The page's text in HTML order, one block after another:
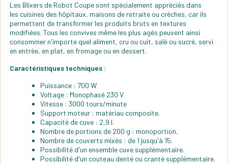
Les Blixers de Robot Coupe sont spécialement appréciés dans
les cuisines des hôpitaux, maisons de retraite ou crèches, car ils
permettent de transformer les produits bruts en textures
modifiées. Tous les convives même les plus agés peuvent ainsi
consommer n'importe quel aliment, cru ou cuit, salé ou sucré, servi
en entrée, en plat, en fromage ou en dessert.
Caractéristiques techniques :
Puissance : 700 W
Voltage : Monophasé 230 V
Vitesse : 3000 tours/minute
Support moteur : matériau composite.
Capacité de cuve : 2,9 l.
Nombre de portions de 200 g : monoportion.
Nombre de couverts mixés : de 1 jusqu'à 15.
Possibilité d'un ensemble cuve supplémentaire.
Possibilité d'un couteau denté ou cranté supplémentaire.